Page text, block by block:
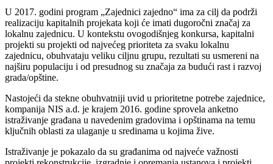
U 2017. godini program „Zajednici zajedno“ ima za cilj da podrži
realizaciju kapitalnih projekata koji će imati dugoročni značaj za
lokalnu zajednicu. U kontekstu ovogodišnjeg konkursa, kapitalni
projekti su projekti od najvećeg prioriteta za svaku lokalnu
zajednicu, obuhvataju veliku ciljnu grupu, rezultati su usmereni na
najširu populaciju i od presudnog su značaja za budući rast i razvoj
grada/opštine.
Nastojeći da stekne obuhvatniji uvid u prioritetne potrebe zajednice,
kompanija NIS a.d. je krajem 2016. godine sprovela anketno
istraživanje građana u navedenim gradovima i opštinama na temu
ključnih oblasti za ulaganje u sredinama u kojima žive.
Istraživanje je pokazalo da su građanima od najveće važnosti